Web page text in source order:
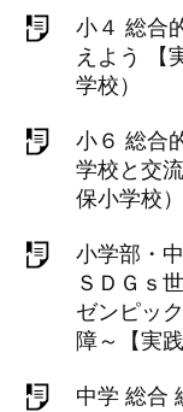
小４ 総合
えよう 【
学校）
小６ 総合
学校と交
保小学校）
小学部・
ＳＤＧｓ
ゼンピッ
障～【実
中学 総合